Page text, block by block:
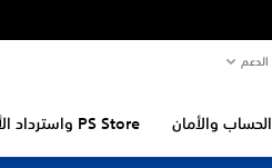
الدعم
الحساب والأمان PS Store واسترداد الأموال